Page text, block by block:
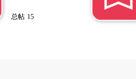
总帖 15